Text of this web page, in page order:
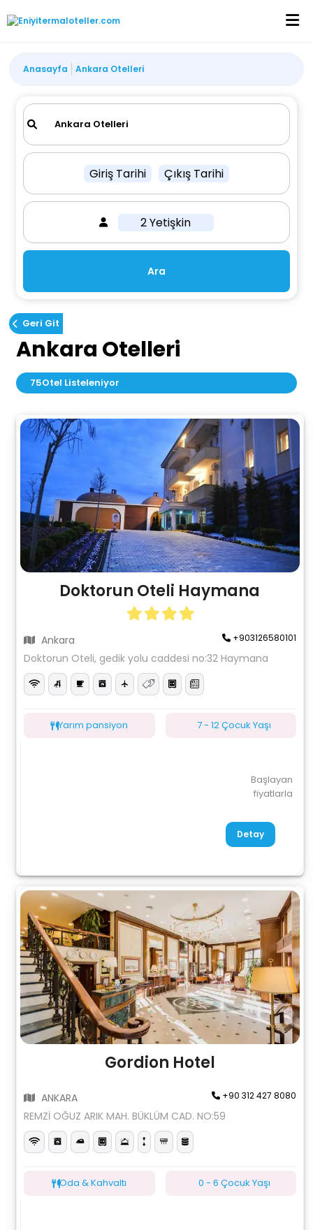
Anasayfa Ankara Otelleri
Giriş Tarihi Çıkış Tarihi
2 Yetişkin
Ara
Geri Git
Ankara Otelleri
75Otel Listeleniyor
Doktorun Oteli Haymana
Ankara +903126580101
Doktorun Oteli, gedik yolu caddesi no:32 Haymana
Yarım pansiyon 7 - 12 Çocuk Yaşı
Başlayan
fiyatlarla
Detay
Gordion Hotel
ANKARA +90 312 427 8080
REMZİ OĞUZ ARIK MAH. BÜKLÜM CAD. NO:59
Oda & Kahvaltı 0 - 6 Çocuk Yaşı